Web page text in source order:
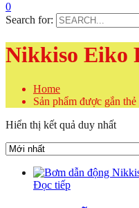
0
Search for:
Nikkiso Eiko
Home
Sản phẩm được gắn
Hiển thị kết quả duy nhất
Đọc tiếp